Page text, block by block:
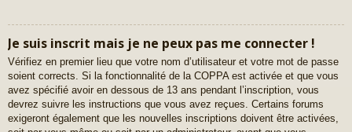
Je suis inscrit mais je ne peux pas me connecter !
Vérifiez en premier lieu que votre nom d’utilisateur et votre mot de passe
soient corrects. Si la fonctionnalité de la COPPA est activée et que vous
avez spécifié avoir en dessous de 13 ans pendant l’inscription, vous
devrez suivre les instructions que vous avez reçues. Certains forums
exigeront également que les nouvelles inscriptions doivent être activées,